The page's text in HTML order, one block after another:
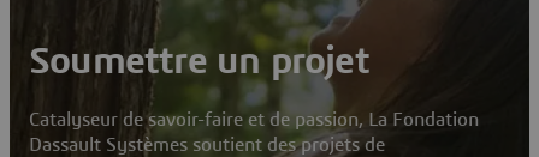
Soumettre un projet
Catalyseur de savoir-faire et de passion, La Fondation
Dassault Systèmes soutient des projets de